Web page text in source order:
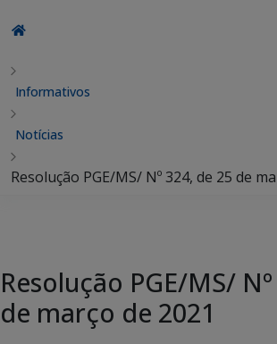
Informativos
Notícias
Resolução PGE/MS/ Nº 324, de 25 de
Resolução PGE/MS/
de março de 2021